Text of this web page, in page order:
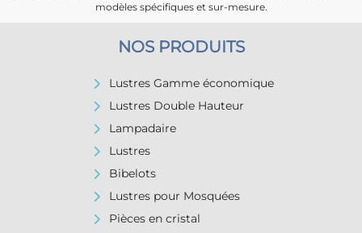
modèles spécifiques et sur-mesure.
NOS PRODUITS
Lustres Gamme économique
Lustres Double Hauteur
Lampadaire
Lustres
Bibelots
Lustres pour Mosquées
Pièces en cristal